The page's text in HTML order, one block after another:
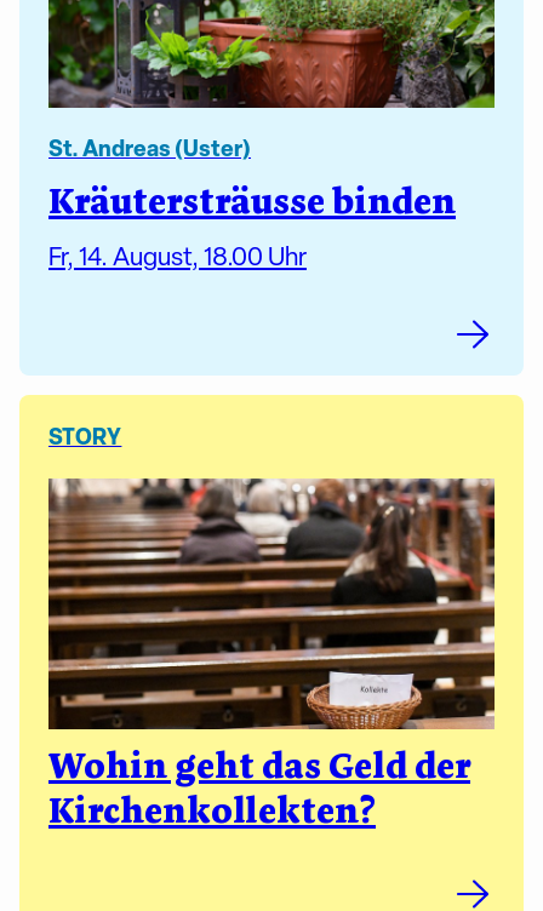
St. Andreas (Uster)
Kräutersträusse binden
Fr, 14. August, 18.00 Uhr
STORY
Wohin geht das Geld der
Kirchenkollekten?